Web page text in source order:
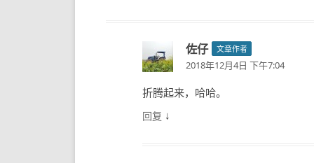
佐仔 文章作者
2018年12月4日 下午7:04
折腾起来，哈哈。
回复 ↓